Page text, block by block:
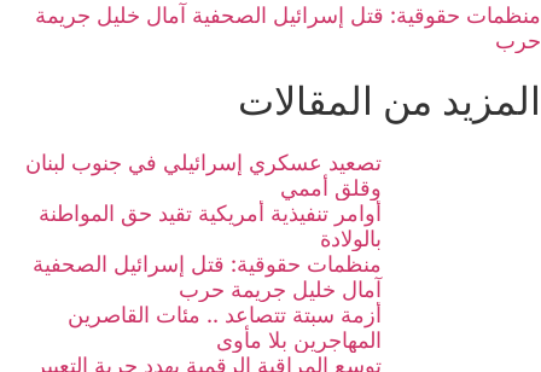
منظمات حقوقية: قتل إسرائيل الصحفية آمال خليل جريمة
حرب
المزيد من المقالات
تصعيد عسكري إسرائيلي في جنوب لبنان
وقلق أممي
أوامر تنفيذية أمريكية تقيد حق المواطنة
بالولادة
منظمات حقوقية: قتل إسرائيل الصحفية
آمال خليل جريمة حرب
أزمة سبتة تتصاعد .. مئات القاصرين
المهاجرين بلا مأوى
توسع المراقبة الرقمية يهدد حرية التعبير